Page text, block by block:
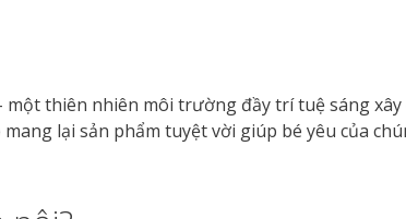
thiên nhiên môi trường đầy trí tuệ sáng xây
lại sản phẩm tuyệt vời giúp bé yêu của